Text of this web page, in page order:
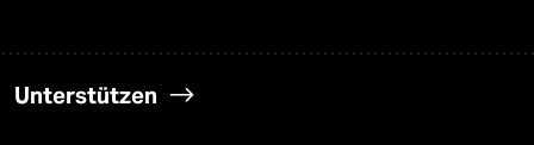
Unterstützen